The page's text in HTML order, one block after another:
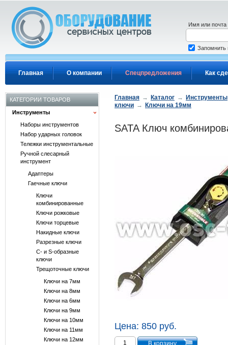
Главная О компании Спецпредложения Как
Имя или почта
Запомнить
КАТЕГОРИИ ТОВАРОВ
Инструменты
Наборы инструментов
Набор ударных головок
Тележки инструментальные
Ручной слесарный
инструмент
Адаптеры
Гаечные ключи
Ключи
комбинированные
Ключи рожковые
Ключи торцевые
Накидные ключи
Разрезные ключи
С- и S-образные
ключи
Трещоточные ключи
Ключи на 7мм
Ключи на 8мм
Ключи на 6мм
Ключи на 9мм
Ключи на 10мм
Ключи на 11мм
Ключи на 12мм
Главная → Каталог →
Инструменты
ключи → Ключи на 19мм
SATA Ключ
Цена: 850 руб.